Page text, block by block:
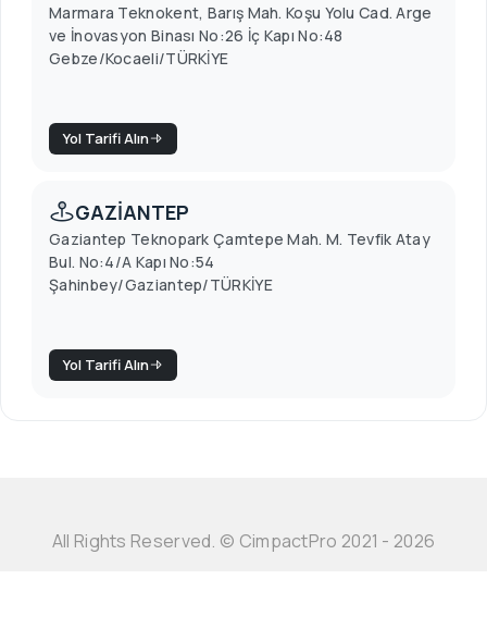
Marmara Teknokent, Barış Mah. Koşu Yolu Cad. Arge
ve İnovasyon Binası No:26 İç Kapı No:48
Gebze/Kocaeli/TÜRKİYE
Yol Tarifi Alın
GAZİANTEP
Gaziantep Teknopark Çamtepe Mah. M. Tevfik Atay
Bul. No:4/A Kapı No:54
Şahinbey/Gaziantep/TÜRKİYE
Yol Tarifi Alın
All Rights Reserved. © CimpactPro 2021 - 2026